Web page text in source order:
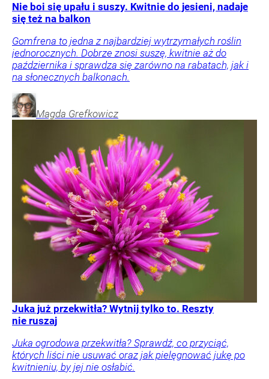
Nie boi się upału i suszy. Kwitnie do jesieni, nadaje
się też na balkon
Gomfrena to jedna z najbardziej wytrzymałych roślin
jednorocznych. Dobrze znosi suszę, kwitnie aż do
października i sprawdza się zarówno na rabatach, jak i
na słonecznych balkonach.
Magda Grefkowicz
Juka już przekwitła? Wytnij tylko to. Reszty
nie ruszaj
Juka ogrodowa przekwitła? Sprawdź, co przyciąć,
których liści nie usuwać oraz jak pielęgnować jukę po
kwitnieniu, by jej nie osłabić.